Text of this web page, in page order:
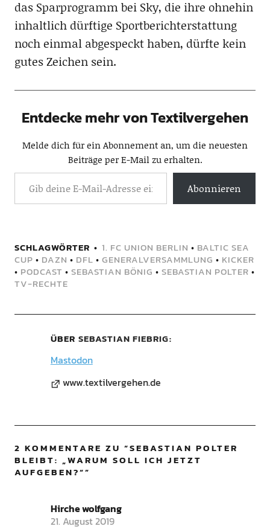
das Sparprogramm bei Sky, die ihre ohnehin
inhaltlich dürftige Sportberichterstattung
noch einmal abgespeckt haben, dürfte kein
gutes Zeichen sein.
Entdecke mehr von Textilvergehen
Melde dich für ein Abonnement an, um die neuesten
Beiträge per E-Mail zu erhalten.
Abonnieren
SCHLAGWÖRTER 1. FC UNION BERLIN • BALTIC SEA
CUP • DAZN • DFL • GENERALVERSAMMLUNG • KICKER
• PODCAST • SEBASTIAN BÖNIG • SEBASTIAN POLTER •
TV-RECHTE
ÜBER SEBASTIAN FIEBRIG
Mastodon
www.textilvergehen.de
2 KOMMENTARE ZU “SEBASTIAN POLTER
BLEIBT: „WARUM SOLL ICH JETZT
AUFGEBEN?“”
Hirche wolfgang
21. August 2019